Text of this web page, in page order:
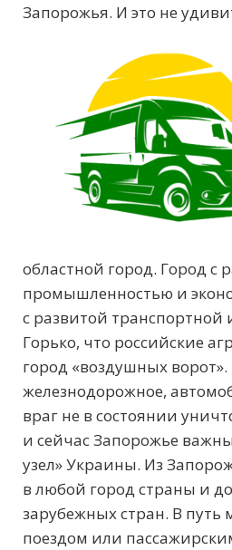
Запорожья. И это не
областной город. Город с
промышленностью и
с развитой транспортной
Горько, что российские
город «воздушных
железнодорожное,
враг не в состоянии
и сейчас Запорожье
узел» Украины. Из
в любой город страны и
зарубежных стран. В путь
поездом или